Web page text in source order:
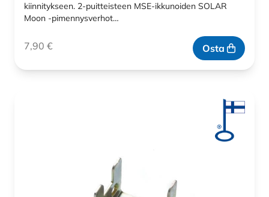
kiinnitykseen. 2-puitteisteen MSE-ikkunoiden SOLAR
Moon -pimennysverhot…
7,90 € Osta